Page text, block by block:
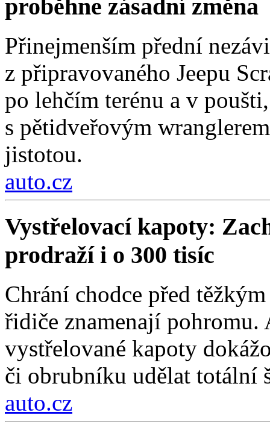
proběhne zásadní změna
Přinejmenším přední
z připravovaného Jeepu
po lehčím terénu a v
s pětidveřovým
jistotou.
auto.cz
Vystřelovací kapoty:
prodraží i o 300 tisíc
Chrání chodce před
řidiče znamenají
vystřelované kapoty
či obrubníku udělat totální
auto.cz